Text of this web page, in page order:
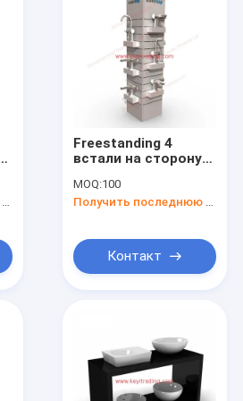
Freestanding 4
встали на сторону
деревянная
выставочная
MOQ:100
Контакт